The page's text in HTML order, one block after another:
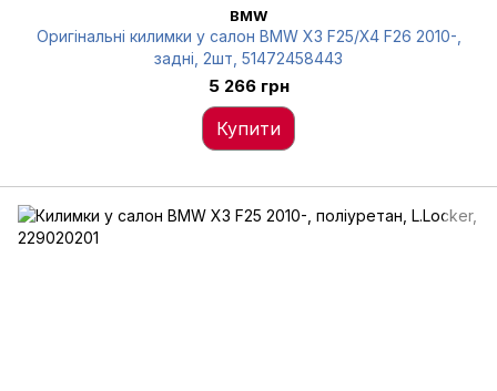
BMW
Оригінальні килимки у салон BMW X3 F25/X4 F26 2010-,
задні, 2шт, 51472458443
5 266 грн
Купити